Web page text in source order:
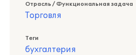
Отрасль / Функциональная задача
Торговля
Теги
бухгалтерия